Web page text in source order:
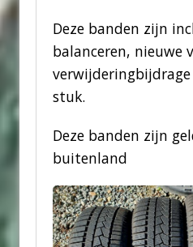
Deze banden zijn
balanceren, nieuwe
stuk.
Deze banden zijn
buitenland